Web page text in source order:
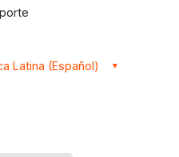
Latina (Español)